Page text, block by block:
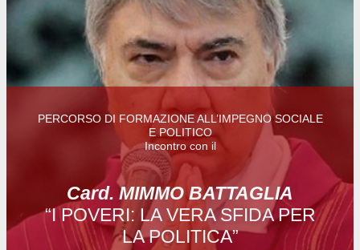
LEGGI E DIFFONDI
ACQUA VIVA NEWS
NUMERO 10 -GIUGNO 2026